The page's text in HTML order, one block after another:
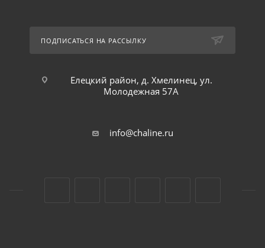
ПОДПИСАТЬСЯ НА РАССЫЛКУ
Елецкий район, д. Хмелинец, ул.
Молодежная 57А
info@chaline.ru